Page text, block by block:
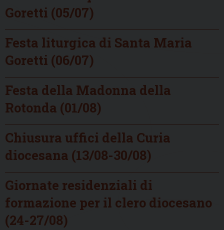
Goretti (05/07)
Festa liturgica di Santa Maria
Goretti (06/07)
Festa della Madonna della
Rotonda (01/08)
Chiusura uffici della Curia
diocesana (13/08-30/08)
Giornate residenziali di
formazione per il clero diocesano
(24-27/08)